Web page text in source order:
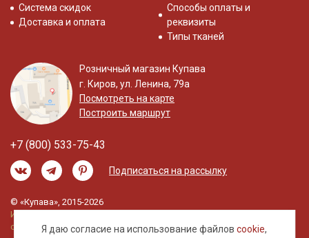
Я даю согласие на использование файловcookie,
Система скидок
Доставка и оплата
Способы оплаты и
реквизиты
Типы тканей
Розничный магазин Купава
г. Киров, ул. Ленина, 79а
Посмотреть на карте
Построить маршрут
+7 (800) 533-75-43
Подписаться на рассылку
© «Купава», 2015-2026
Информация на сайте не является публичной
офертой.